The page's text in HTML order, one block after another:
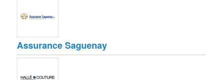
Assurance Saguenay